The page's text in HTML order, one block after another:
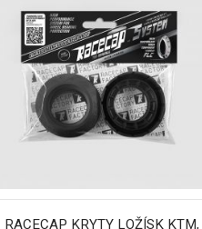
RACECAP KRYTY LOŽÍSK KTM,